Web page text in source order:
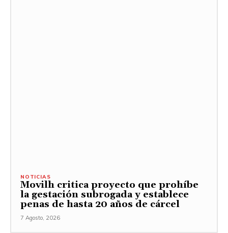
NOTICIAS
Movilh critica proyecto que prohíbe
la gestación subrogada y establece
penas de hasta 20 años de cárcel
7 Agosto, 2026